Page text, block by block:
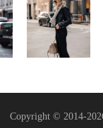
Copyright © 2014-